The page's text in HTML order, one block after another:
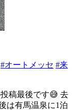
#オートメッセ #来
稿最後です😅 去
は有馬温泉に1泊